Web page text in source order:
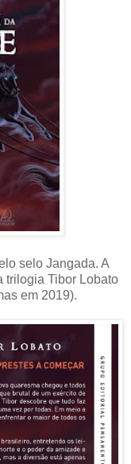
selo Jangada. A
trilogia Tibor Lobato
em 2019).